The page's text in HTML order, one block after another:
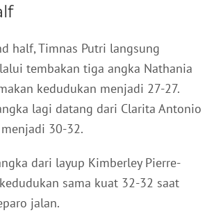
half, Timnas Putri langsung
tembakan tiga angka Nathania
kedudukan menjadi 27-27.
lagi datang dari Clarita Antonio
30-32.
dari layup Kimberley Pierre-
sama kuat 32-32 saat
jalan.